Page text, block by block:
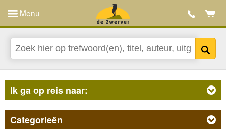
Menu
Ik ga op reis naar:
Categorieën